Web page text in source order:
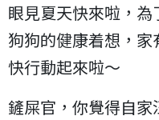
眼見夏天快來啦，
狗狗的健康着想，
快行動起來啦～
鏟屎官，你覺得自家